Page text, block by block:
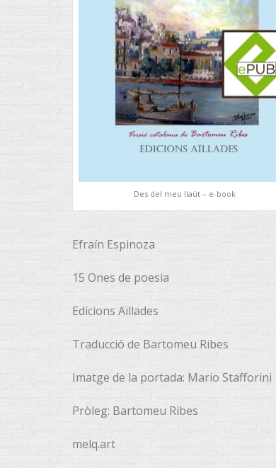
Des del meu llaüt – e-book
Efraín Espinoza
15 Ones de poesia
Edicions Aïllades
Traducció de Bartomeu Ribes
Imatge de la portada: Mario Stafforini
Pròleg: Bartomeu Ribes
melq.art